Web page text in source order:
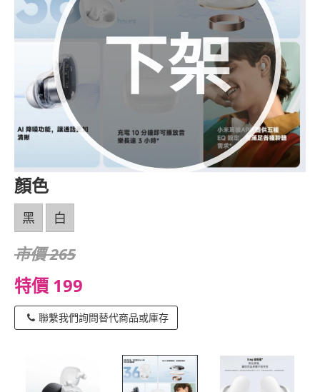
下架
顏色
黑 白
市價 265
特價 199
聯繫我們詢問替代商品或庫存